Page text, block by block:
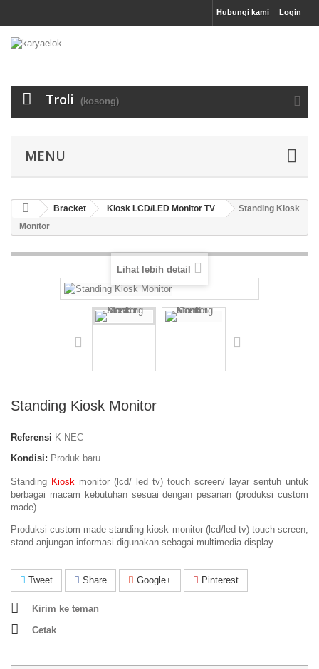
Login
Hubungi kami
Troli (kosong)
MENU
Bracket Kiosk LCD/LED Monitor TV
Standing Kiosk
Monitor
Lihat lebih detail
Standing Kiosk Monitor
Referensi K-NEC
Kondisi: Produk baru
Standing Kiosk monitor (lcd/ led tv) touch screen/ layar sentuh untuk
berbagai macam kebutuhan sesuai dengan pesanan (produksi custom
made)
Produksi custom made standing kiosk monitor (lcd/led tv) touch screen,
stand anjungan informasi digunakan sebagai multimedia display
Tweet Share Google+ Pinterest
Kirim ke teman
Cetak